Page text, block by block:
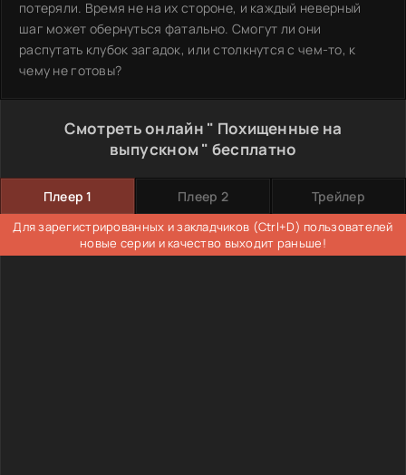
потеряли. Время не на их стороне, и каждый неверный
шаг может обернуться фатально. Смогут ли они
распутать клубок загадок, или столкнутся с чем-то, к
чему не готовы?
Смотреть онлайн " Похищенные на
выпускном " бесплатно
Плеер 1 Плеер 2 Трейлер
Для зарегистрированных и закладчиков (Ctrl+D) пользователей
новые серии и качество выходит раньше!